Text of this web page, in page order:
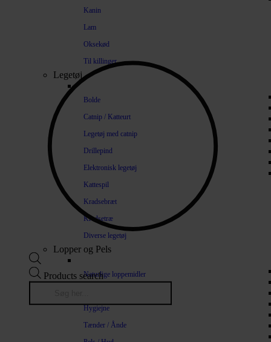
Kanin
Lam
Oksekød
Til killinger
Legetøj
Bolde
Catnip / Katteurt
Legetøj med catnip
Drillepind
Elektronisk legetøj
Kattespil
Kradsebræt
Kradsetræ
Diverse legetøj
Lopper og Pels
Naturlige loppemidler
Hygiejne
Tænder / Ånde
Products search